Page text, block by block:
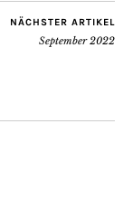
NÄCHSTER ARTIKEL
September 2022